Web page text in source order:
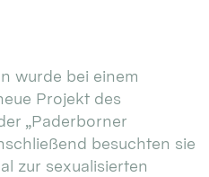
wurde bei einem
Projekt des
„Paderborner
besuchten sie
zur sexualisierten